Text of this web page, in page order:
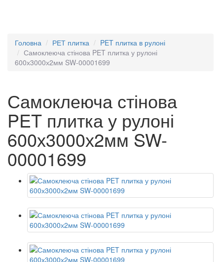
Головна РЕТ плитка
PET плитка в рулоні
Самоклеюча стінова PET плитка у рулоні
600х3000х2мм SW-00001699
Самоклеюча стінова
PET плитка у рулоні
600х3000х2мм SW-
00001699